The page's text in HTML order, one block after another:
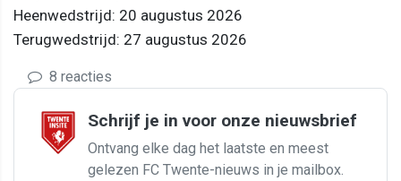
Heenwedstrijd: 20 augustus 2026
Terugwedstrijd: 27 augustus 2026
8 reacties
Schrijf je in voor onze nieuwsbrief
Ontvang elke dag het laatste en meest
gelezen FC Twente-nieuws in je mailbox.